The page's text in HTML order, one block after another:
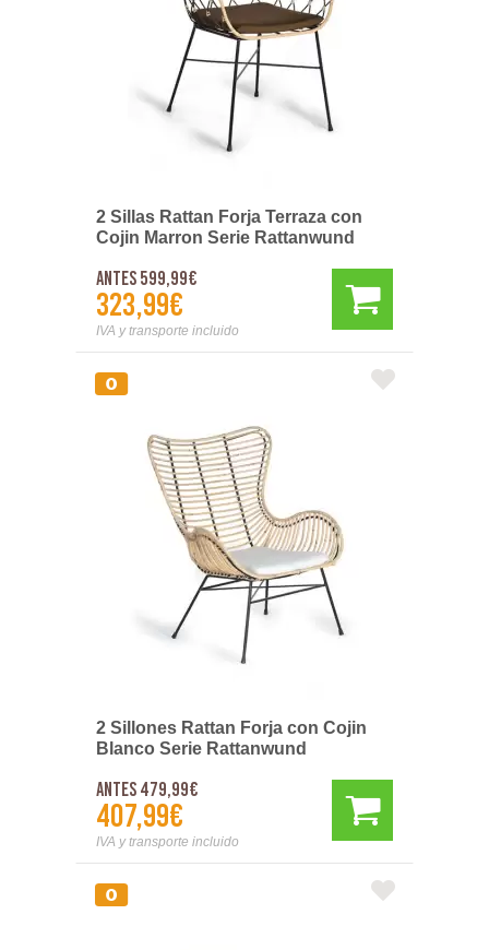
2 Sillas Rattan Forja Terraza con
Cojin Marron Serie Rattanwund
Antes 599,99€
323,99€
IVA y transporte incluido
2 Sillones Rattan Forja con Cojin
Blanco Serie Rattanwund
Antes 479,99€
407,99€
IVA y transporte incluido